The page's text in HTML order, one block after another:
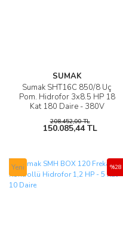
SUMAK
Sumak SHT16C 850/8 Üç
Pom. Hidrofor 3x8.5 HP 18
Kat 180 Daire - 380V
208.452,00 TL
150.085,44 TL
Yeni %28